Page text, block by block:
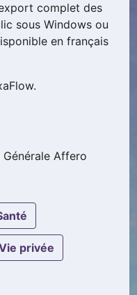
complet des
sous Windows ou
en français
Affero
santé
vie privée